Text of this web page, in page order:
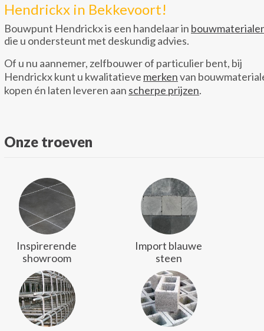
Hendrickx in Bekkevoort!
Bouwpunt Hendrickx is een handelaar in
die u ondersteunt met deskundig advies.
Of u nu aannemer, zelfbouwer of particulier bent, bij
Hendrickx kunt u kwalitatieve merkenvan
kopen én laten leveren aan scherpe prijzen.
Onze troeven
Inspirerende
showroom
Import blauwe
steen